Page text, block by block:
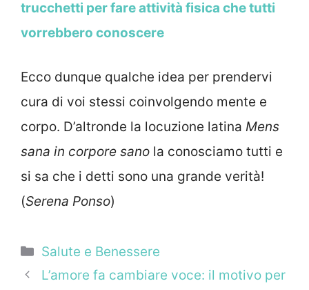
trucchetti per fare attività fisica che tutti
vorrebbero conoscere
Ecco dunque qualche idea per prendervi
cura di voi stessi coinvolgendo mente e
corpo. D’altronde la locuzione latina Mens
sana in corpore sano la conosciamo tutti e
si sa che i detti sono una grande verità!
(Serena Ponso)
Categorie
Salute e Benessere
L’amore fa cambiare voce: il motivo per